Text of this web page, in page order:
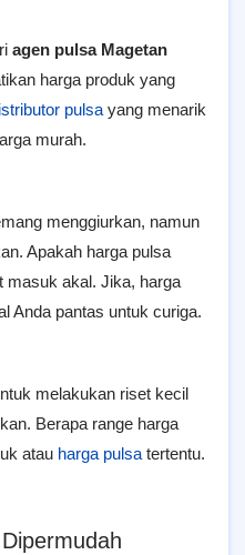
agen pulsa Magetan
harga produk yang
pulsa yang menarik
murah.
menggiurkan, namun
Apakah harga pulsa
masuk akal. Jika, harga
Anda pantas untuk curiga.
melakukan riset kecil
Berapa range harga
atau harga pulsa tertentu.